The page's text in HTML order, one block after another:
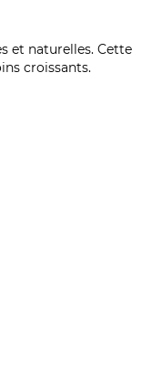
et naturelles. Cette
croissants.